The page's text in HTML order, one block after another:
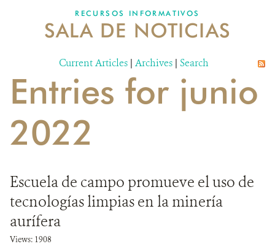
NOSOTROS
DONA
RECURSOS INFORMATIVOS
SALA DE NOTICIAS
Current Articles | Archives | Search
Entries for junio
2022
Escuela de campo promueve el uso de
tecnologías limpias en la minería
aurífera
Views: 1908